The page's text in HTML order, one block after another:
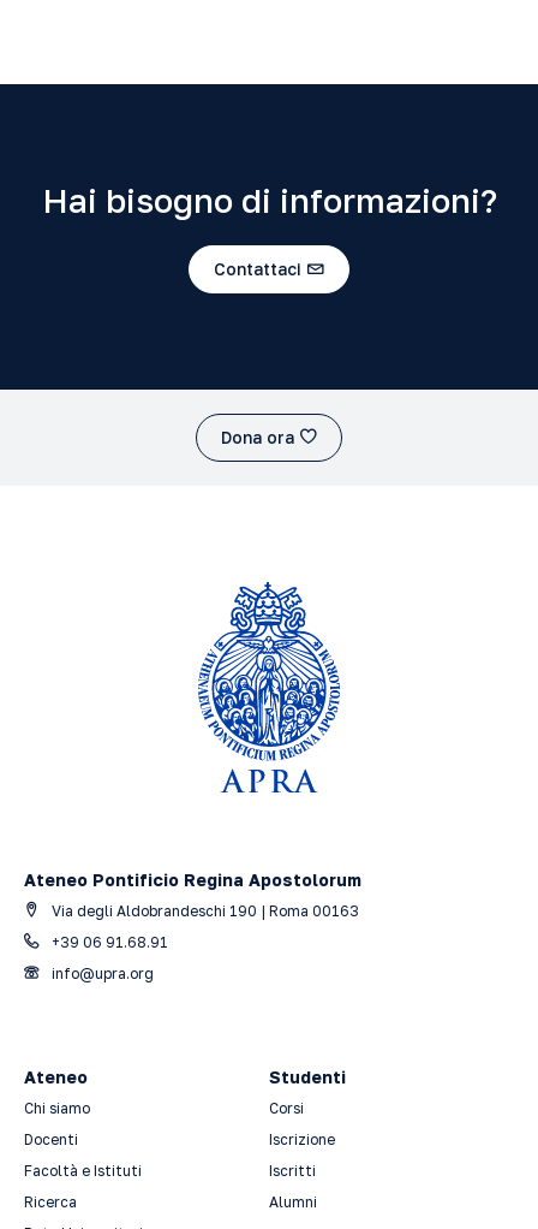
Hai bisogno di informazioni?
Contattaci
Dona ora
Ateneo Pontificio Regina Apostolorum
Via degli Aldobrandeschi 190 | Roma 00163
+39 06 91.68.91
info@upra.org
Ateneo
Chi siamo
Docenti
Facoltà e Istituti
Ricerca
Studenti
Corsi
Iscrizione
Iscritti
Alumni